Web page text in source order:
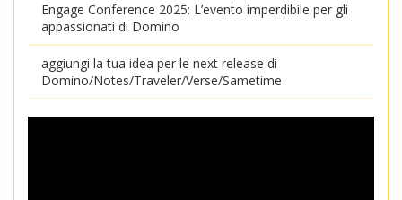
Engage Conference 2025: L’evento imperdibile per gli
appassionati di Domino
aggiungi la tua idea per le next release di
Domino/Notes/Traveler/Verse/Sametime